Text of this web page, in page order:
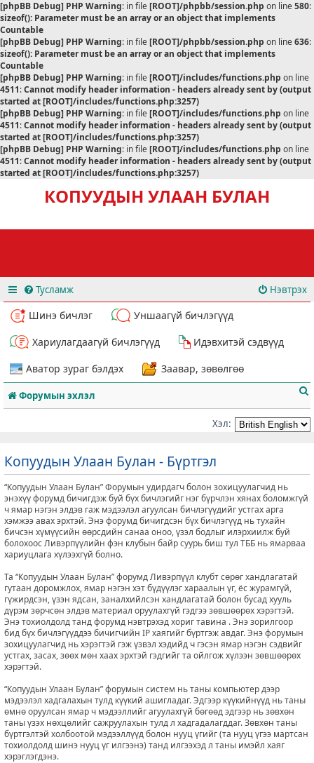
[phpBB Debug] PHP Warning: in file[ROOT]/phpbb/session.php on line580:
sizeof(): Parameter must be an array or an object that implements
Countable
[phpBB Debug] PHP Warning: in file[ROOT]/phpbb/session.php on line636:
sizeof(): Parameter must be an array or an object that implements
Countable
[phpBB Debug] PHP Warning: in file[ROOT]/includes/functions.php on line
4511:Cannot modify header information - headers already sent by (output
started at [ROOT]/includes/functions.php:3257)
[phpBB Debug] PHP Warning: in file[ROOT]/includes/functions.php on line
4511:Cannot modify header information - headers already sent by (output
started at [ROOT]/includes/functions.php:3257)
[phpBB Debug] PHP Warning: in file[ROOT]/includes/functions.php on line
4511:Cannot modify header information - headers already sent by (output
started at [ROOT]/includes/functions.php:3257)
КОПУУДЫН УЛААН БУЛАН
Тусламж Нэвтрэх
Шинэ бичлэг
Уншаагүй бичлэгүүд
Хариулагдаагүй бичлэгүүд
Идэвхитэй сэдвүүд
Аватор зураг бэлдэх
Заавар, зөвөлгөө
Форумын эхлэл
а
Хэл:
Копуудын Улаан Булан - Бүртгэл
“Копуудын Улаан Булан” Форумын удирдагч болон зохицуулагчид нь
энэхүү форумд бичигдэж буй бүх бичлэгийг нэг бүрчлэн хянах боломжгүй
ч ямар нэгэн элдэв гаж мэдээлэл агуулсан бичлэгүүдийг устгах арга
хэмжээ авах эрхтэй. Энэ форумд бичигдсэн бүх бичлэгүүд нь тухайн
бичсэн хүмүүсийн өөрсдийн санаа оноо, үзэл бодлыг илэрхиилж буй
болохоос Ливэрпүүлийн фэн клубын байр суурь биш тул ТББ нь ямарваа
хариуцлага хүлээхгүй болно.
Та “Копуудын Улаан Булан” форумд Ливэрпүүл клубт сөрөг хандлагатай
гутаан доромжлох, ямар нэгэн хэт бүдүүлэг хараалын үг, ёс журамгүй,
гүжирдсэн, үзэн ядсан, заналхийлсэн хандлагатай болон бусад хууль
дүрэм зөрчсөн элдэв материал оруулахгүй гэдгээ зөвшөөрөх хэрэгтэй.
Энэ тохиолдолд танд форумд нэвтрэхэд хориг тавина . Энэ зорилгоор
бид бүх бичлэгүүддээ бичигчийн IP хаягийг бүртгэж авдаг. Энэ форумын
зохицуулагчид нь хэрэгтэй гэж үзвэл хэдийд ч гэсэн ямар нэгэн сэдвийг
устгах, засах, зөөх мөн хаах эрхтэй гэдгийг та ойлгож хүлээн зөвшөөрөх
хэрэгтэй.
“Копуудын Улаан Булан” форумын систем нь таны компьютер дээр
мэдээлэл хадгалахын тулд күүкий ашигладаг. Эдгээр күүкийнүүд нь таны
өмнө оруулсан ямар ч мэдээллийг агуулахгүй бөгөөд эдгээр нь зөвхөн
таны үзэх нөхцөлийг сажруулахын тулд л хадгадалагддаг. Зөвхөн таны
бүртгэлтэй холбоотой мэдээллүүд болон нууц үгийг (та нууц үгээ мартсан
тохиолдолд шинэ нууц үг илгээнэ) танд илгээхэд л таны имэйл хаяг
хэрэглэгдэнэ.